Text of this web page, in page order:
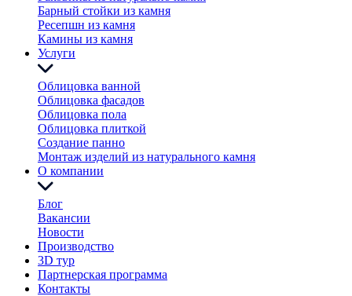
Барный стойки из камня
Ресепшн из камня
Камины из камня
Услуги
Облицовка ванной
Облицовка фасадов
Облицовка пола
Облицовка плиткой
Создание панно
Монтаж изделий из натурального камня
О компании
Блог
Вакансии
Новости
Производство
3D тур
Партнерская программа
Контакты